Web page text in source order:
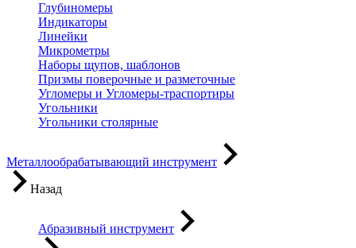
Глубиномеры
Индикаторы
Линейки
Микрометры
Наборы щупов, шаблонов
Призмы поверочные и разметочные
Угломеры и Угломеры-траспортиры
Угольники
Угольники столярные
Металлообрабатывающий инструмент
Назад
Абразивный инструмент